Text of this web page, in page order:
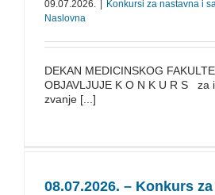
09.07.2026. Konkursi za nastavna i
Naslovna
DEKAN MEDICINSKOG
OBJAVLJUJE K O N K U R S za
zvanje [...]
08.07.2026. – Konkurs